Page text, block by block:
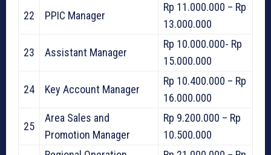
22 PPIC Manager
Rp 11.000.000 – Rp
13.000.000
23 Assistant Manager
Rp 10.000.000- Rp
15.000.000
24 Key Account Manager
Rp 10.400.000 – Rp
16.000.000
25
Area Sales and
Promotion Manager
Rp 9.200.000 – Rp
10.500.000